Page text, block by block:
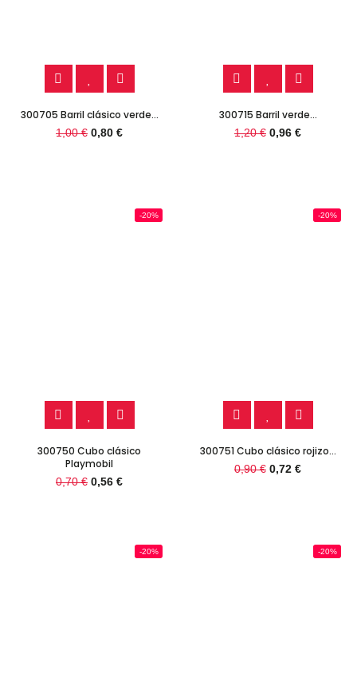
300705 Barril clásico verde...
1,00 € 0,80 €
300715 Barril verde...
1,20 € 0,96 €
-20%
300750 Cubo clásico
Playmobil
0,70 € 0,56 €
-20%
300751 Cubo clásico rojizo...
0,90 € 0,72 €
-20% -20%